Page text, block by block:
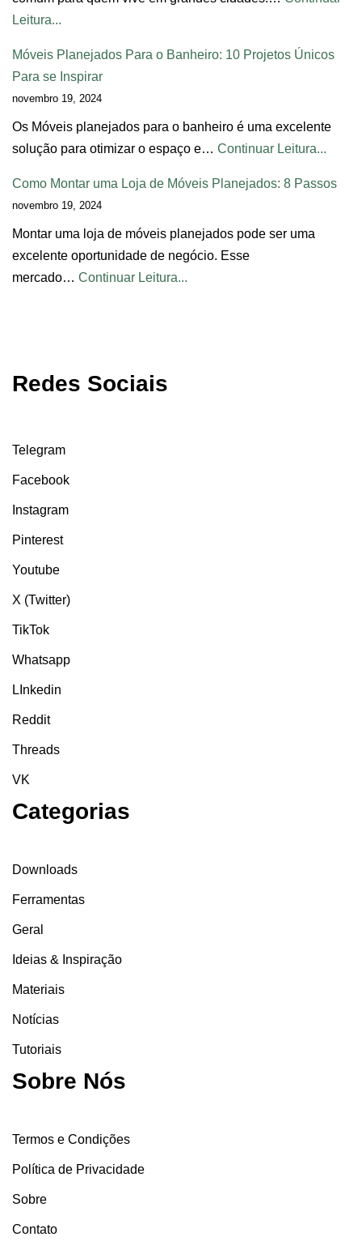
Leitura...
Móveis Planejados Para o Banheiro: 10 Projetos Únicos
Para se Inspirar
novembro 19, 2024
Os Móveis planejados para o banheiro é uma excelente
solução para otimizar o espaço e… Continuar Leitura...
Como Montar uma Loja de Móveis Planejados: 8 Passos
novembro 19, 2024
Montar uma loja de móveis planejados pode ser uma
excelente oportunidade de negócio. Esse
mercado… Continuar Leitura...
Redes Sociais
Telegram
Facebook
Instagram
Pinterest
Youtube
X (Twitter)
TikTok
Whatsapp
LInkedin
Reddit
Threads
VK
Categorias
Downloads
Ferramentas
Geral
Ideias & Inspiração
Materiais
Notícias
Tutoriais
Sobre Nós
Termos e Condições
Política de Privacidade
Sobre
Contato